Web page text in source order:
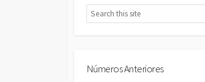
Search
Números Anteriores